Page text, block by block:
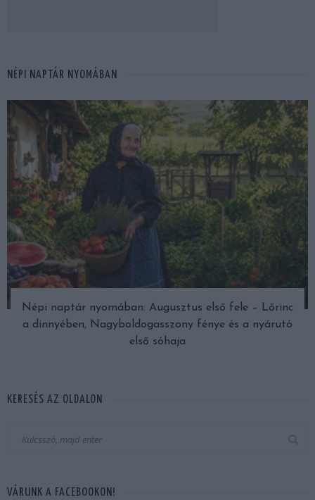
NÉPI NAPTÁR NYOMÁBAN
Népi naptár nyomában: Augusztus első fele – Lőrinc
a dinnyében, Nagyboldogasszony fénye és a nyárutó
első sóhaja
KERESÉS AZ OLDALON
VÁRUNK A FACEBOOKON!